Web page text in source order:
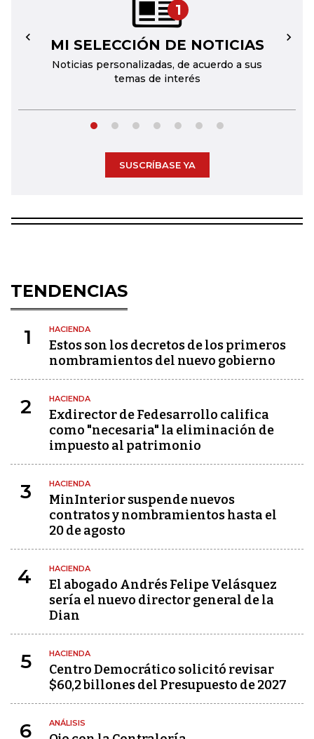
1
MI SELECCIÓN DE NOTICIAS
Noticias personalizadas, de acuerdo a sus
temas de interés
← →
SUSCRÍBASE YA
TENDENCIAS
1 HACIENDA
Estos son los decretos de los primeros
nombramientos del nuevo gobierno
2 HACIENDA
Exdirector de Fedesarrollo califica
como "necesaria" la eliminación de
impuesto al patrimonio
3 HACIENDA
MinInterior suspende nuevos
contratos y nombramientos hasta el
20 de agosto
4 HACIENDA
El abogado Andrés Felipe Velásquez
sería el nuevo director general de la
Dian
5 HACIENDA
Centro Democrático solicitó revisar
$60,2 billones del Presupuesto de 2027
6 ANÁLISIS